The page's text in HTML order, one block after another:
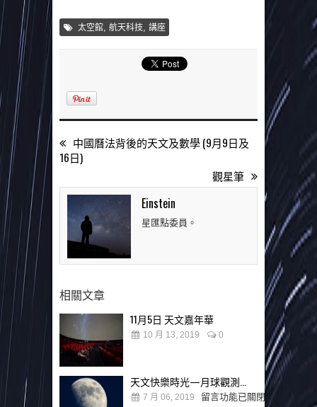
太空館, 航天科技, 講座
中國曆法背後的天文及數學 (9月9日及
16日)
觀星筆
Einstein
星匯點委員。
相關文章
11月5日 天文嘉年華
10 月 13, 2019 0
天文快樂時光—月球觀測...
7 月 06, 2019 留言功能已關閉